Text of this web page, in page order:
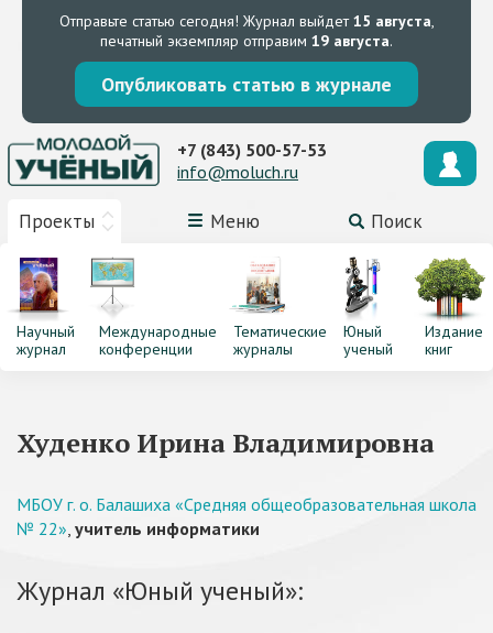
Отправьте статью сегодня! Журнал выйдет15 августа,
печатный экземпляр отправим 19 августа.
Опубликовать статью в журнале
Проекты Меню Поиск
+7 (843) 500-57-53
info@moluch.ru
Научный
журнал
Международные
конференции
Тематические
журналы
Юный
ученый
Издание
книг
Худенко Ирина Владимировна
МБОУ г. о. Балашиха «Средняя общеобразовательная школа
№ 22», учитель информатики
Журнал «Юный ученый»: